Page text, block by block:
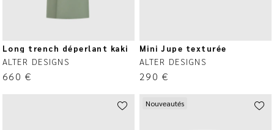
Long trench déperlant kaki
ALTER DESIGNS
660 €
Mini Jupe texturée
ALTER DESIGNS
290 €
Nouveautés